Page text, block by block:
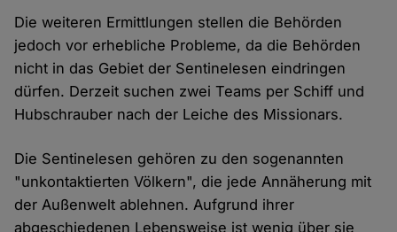
Die weiteren Ermittlungen stellen die Behörden
jedoch vor erhebliche Probleme, da die Behörden
nicht in das Gebiet der Sentinelesen eindringen
dürfen. Derzeit suchen zwei Teams per Schiff und
Hubschrauber nach der Leiche des Missionars.
Die Sentinelesen gehören zu den sogenannten
"unkontaktierten Völkern", die jede Annäherung mit
der Außenwelt ablehnen. Aufgrund ihrer
abgeschiedenen Lebensweise ist wenig über sie